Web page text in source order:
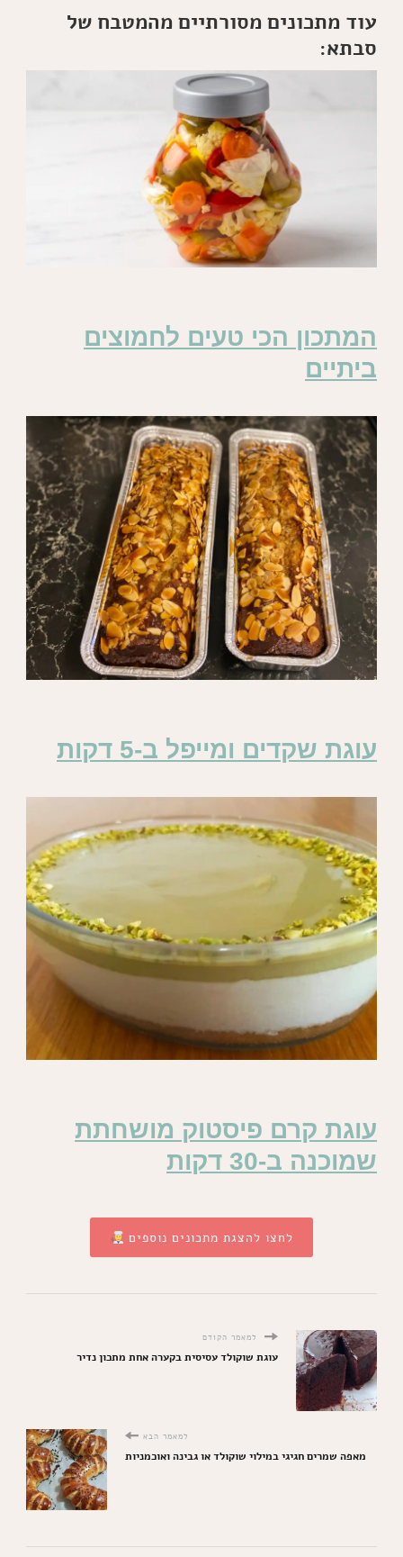
עוד מתכונים מסורתיים מהמטבח של
סבתא:
המתכון הכי טעים לחמוצים
ביתיים
עוגת שקדים ומייפל ב-5 דקות
עוגת קרם פיסטוק מושחתת
שמוכנה ב-30 דקות
לחצו להצגת מתכונים נוספים
למאמר הקודם
עוגת שוקולד עסיסית בקערה אחת מתכון נדיר
למאמר הבא
מאפה שמרים חגיגי במילוי שוקולד או גבינה ואוכמניות